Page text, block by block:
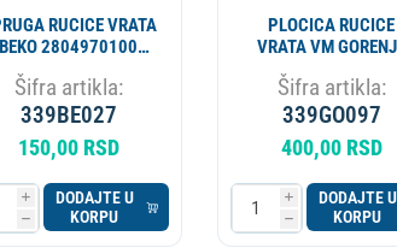
RUCICE VRATA
BEKO 2804970100
ORIGINAL
Šifra artikla:
339BE027
150,00 RSD
i
h
DODAJTE U
KORPU
PLOCICA RUCICE
VRATA VM
333973 PS-10
ORIGINAL
Šifra artikla:
339GO097
400,00 RSD
i
h
DODAJTE U
KORPU